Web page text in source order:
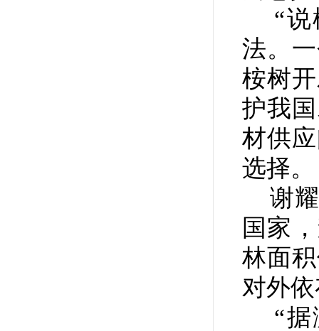
“说
法。
桉树
护我
材供
选择
谢耀
国家
林面
对外
“据